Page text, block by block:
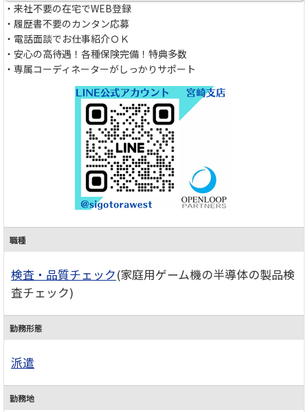
・来社不要の在宅でWEB登録
・履歴書不要のカンタン応募
・電話面談でお仕事紹介ＯＫ
・安心の高待遇！各種保険完備！特典多数
・専属コーディネーターがしっかりサポート
職種
検査・品質チェック(家庭用ゲーム機の半導体の製品検
査チェック)
勤務形態
派遣
勤務地